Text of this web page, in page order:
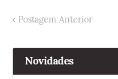
Postagem Anterior
Novidades